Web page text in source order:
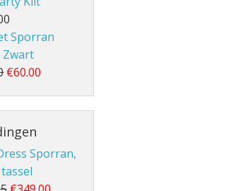
Sporran
Zwart
€60.00
Sporran,